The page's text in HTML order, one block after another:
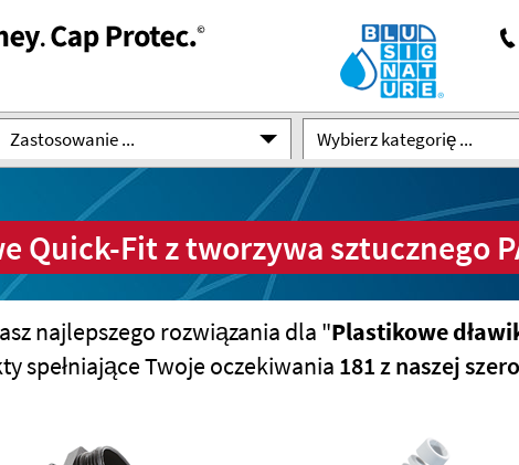
Zastosowanie ... Wybierz kategorię ...
Quick-Fit z tworzywa sztucznego
najlepszego rozwiązania dla "Plastikowe
spełniające Twoje oczekiwania 181 z naszej